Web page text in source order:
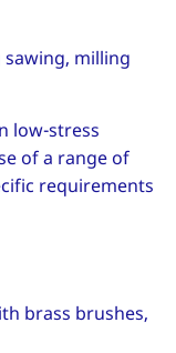
milling
low-stress
of a range of
requirements
brass brushes,